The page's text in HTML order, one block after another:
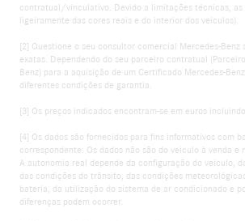
contratual/vínculativo. Devido a limitações técnicas, as
ligeiramente das cores reais e do interior dos veículos).
[2] Questione o seu consultor comercial Mercedes-Benz
exatas. Dependendo do seu parceiro contratual
Benz) para a aquisição de um Certificado Mercedes-
diferentes condições de garantia.
[3] Os preços indicados encontram-se em euros
[4] Os dados são fornecidos para fins informativos com
correspondente. Os dados não são do veículo à venda e
A autonomia real depende da configuração do veículo,
das condições do trânsito, das condições
bateria, da utilização do sistema de ar condicionado e
diferenças podem ocorrer.